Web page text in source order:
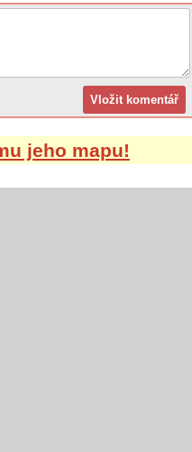
jeho mapu!